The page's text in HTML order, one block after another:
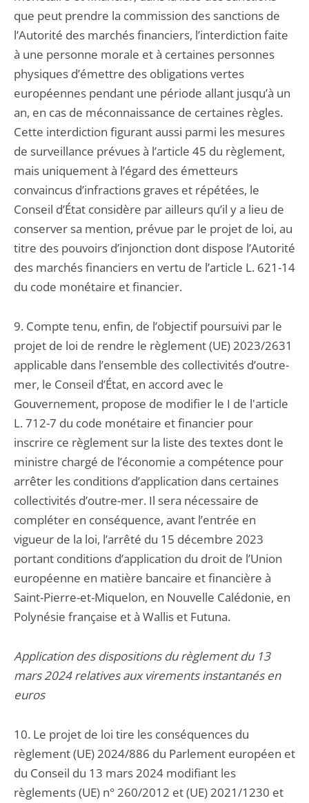
que peut prendre la commission des sanctions de
l’Autorité des marchés financiers, l’interdiction faite
à une personne morale et à certaines personnes
physiques d’émettre des obligations vertes
européennes pendant une période allant jusqu’à un
an, en cas de méconnaissance de certaines règles.
Cette interdiction figurant aussi parmi les mesures
de surveillance prévues à l’article 45 du règlement,
mais uniquement à l’égard des émetteurs
convaincus d’infractions graves et répétées, le
Conseil d’État considère par ailleurs qu’il y a lieu de
conserver sa mention, prévue par le projet de loi, au
titre des pouvoirs d’injonction dont dispose l’Autorité
des marchés financiers en vertu de l’article L. 621-14
du code monétaire et financier.
9. Compte tenu, enfin, de l’objectif poursuivi par le
projet de loi de rendre le règlement (UE) 2023/2631
applicable dans l’ensemble des collectivités d’outre-
mer, le Conseil d’État, en accord avec le
Gouvernement, propose de modifier le I de l'article
L. 712-7 du code monétaire et financier pour
inscrire ce règlement sur la liste des textes dont le
ministre chargé de l’économie a compétence pour
arrêter les conditions d’application dans certaines
collectivités d’outre-mer. Il sera nécessaire de
compléter en conséquence, avant l’entrée en
vigueur de la loi, l’arrêté du 15 décembre 2023
portant conditions d’application du droit de l’Union
européenne en matière bancaire et financière à
Saint-Pierre-et-Miquelon, en Nouvelle Calédonie, en
Polynésie française et à Wallis et Futuna.
Application des dispositions du règlement du 13
mars 2024 relatives aux virements instantanés en
euros
10. Le projet de loi tire les conséquences du
règlement (UE) 2024/886 du Parlement européen et
du Conseil du 13 mars 2024 modifiant les
règlements (UE) n° 260/2012 et (UE) 2021/1230 et